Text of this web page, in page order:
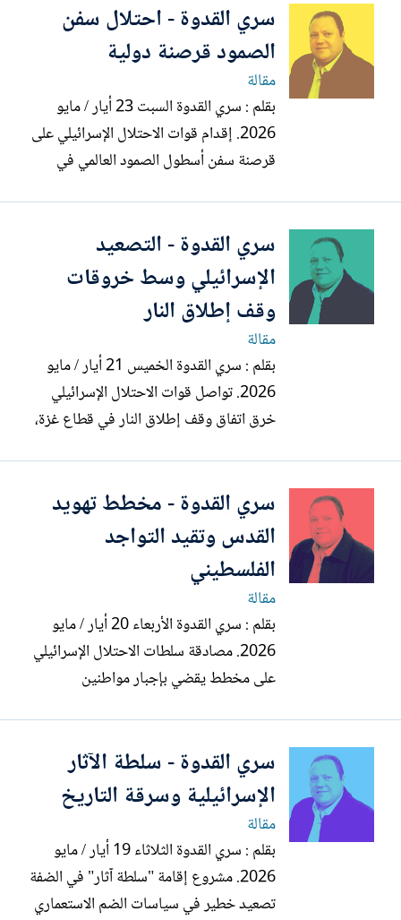
يصعب التراجع عنها في ظل تصاعد واستمرار
عمليات التوسع الاستيطاني وتهويد القدس .
تسيطر إسرائيل...
سري القدوة - احتلال سفن
الصمود قرصنة دولية
مقالة
بقلم : سري القدوة السبت 23 أيار / مايو
2026. إقدام قوات الاحتلال الإسرائيلي على
قرصنة سفن أسطول الصمود العالمي في
الدولي الإنساني والقانون الدولي للبحار،
ويكشف مجددا الطبيعة العدوانية لدولة
الاحتلال التي...
سري القدوة - التصعيد
الإسرائيلي وسط خروقات
وقف إطلاق النار
مقالة
بقلم : سري القدوة الخميس 21 أيار / مايو
2026. تواصل قوات الاحتلال الإسرائيلي
خرق اتفاق وقف إطلاق النار في قطاع غزة،
إلى جانب عمليات النسف والتدمير داخل
المناطق الواقعة قرب ما يعرف بالخط الأصفر،
مع استمرار القيود...
سري القدوة - مخطط تهويد
القدس وتقيد التواجد
الفلسطيني
مقالة
بقلم : سري القدوة الأربعاء 20 أيار / مايو
2026. مصادقة سلطات الاحتلال الإسرائيلي
على مخطط يقضي بإجبار مواطنين
للمسجد الأقصى المبارك، والاستيلاء على
العقارات الواقعة في المنطقة، تنفيذا لتوصية
اتخذها ما يسمى وزير "القدس...
سري القدوة - سلطة الآثار
الإسرائيلية وسرقة التاريخ
مقالة
بقلم : سري القدوة الثلاثاء 19 أيار / مايو
2026. مشروع إقامة "سلطة آثار" في الضفة
تصعيد خطير في سياسات الضم الاستعماري